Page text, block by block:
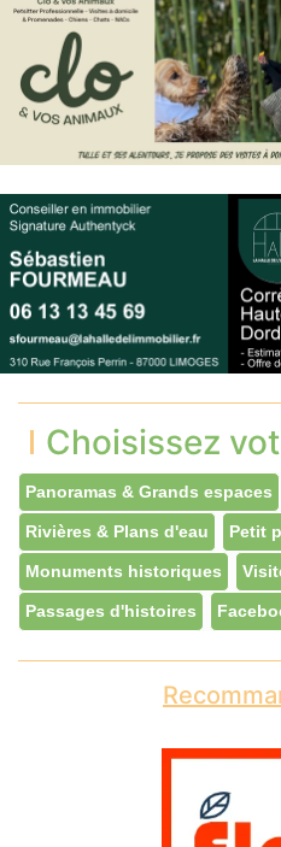
Choisissez
Panoramas & Grands espaces
Rivières & Plans d'eau Petit
Monuments historiques
Passages d'histoires